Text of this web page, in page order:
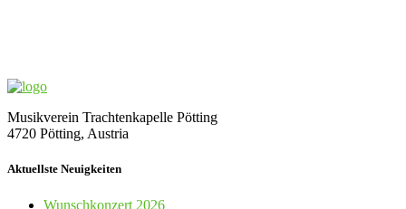
Musikverein Trachtenkapelle Pötting
4720 Pötting, Austria
Aktuellste Neuigkeiten
Wunschkonzert 2026